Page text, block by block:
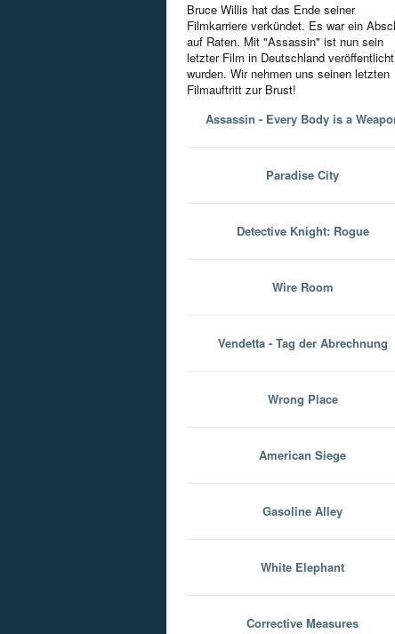
Bruce Willis hat das Ende seiner
Filmkarriere verkündet. Es war ein
auf Raten. Mit "Assassin" ist nun sein
letzter Film in Deutschland veröffentlicht
wurden. Wir nehmen uns seinen letzten
Filmauftritt zur Brust!
Assassin - Every Body is a
Paradise City
Detective Knight: Rogue
Wire Room
Vendetta - Tag der Abrechnung
Wrong Place
American Siege
Gasoline Alley
White Elephant
Corrective Measures